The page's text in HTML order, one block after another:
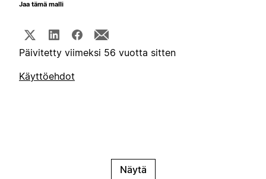
Jaa tämä malli
Päivitetty viimeksi 56 vuotta sitten
Käyttöehdot
Näytä